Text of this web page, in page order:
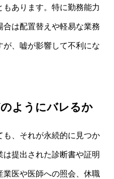
あります。特に勤務能力
は配置替えや軽易な業務
、嘘が影響して不利にな
ようにバレるか
も、それが永続的に見つか
提出された診断書や証明
医や医師への照会、休職